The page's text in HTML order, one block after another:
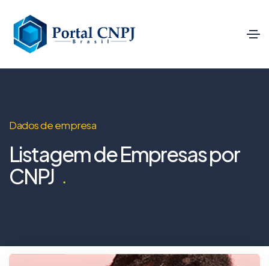
Dados de empresa
Listagem de Empresas por
CNPJ